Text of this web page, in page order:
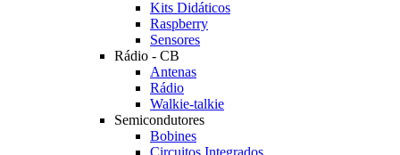
Kits Didáticos
Raspberry
Sensores
Rádio - CB
Antenas
Rádio
Walkie-talkie
Semicondutores
Bobines
Circuitos Integrados